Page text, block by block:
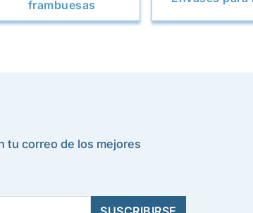
frambuesas
tu correo de los mejores